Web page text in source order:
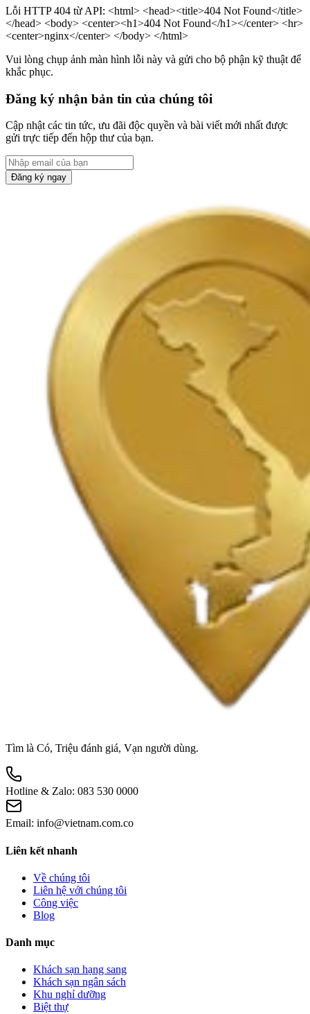
Lỗi HTTP 404 từ API: <html> <head><title>404 Not Found</title>
</head> <body> <center><h1>404 Not Found</h1></center> <hr>
<center>nginx</center> </body> </html>
Vui lòng chụp ảnh màn hình lỗi này và gửi cho bộ phận kỹ thuật để
khắc phục.
Đăng ký nhận bản tin của chúng tôi
Cập nhật các tin tức, ưu đãi độc quyền và bài viết mới nhất được
gửi trực tiếp đến hộp thư của bạn.
Đăng ký ngay
Tìm là Có, Triệu đánh giá, Vạn người dùng.
Hotline & Zalo: 083 530 0000
Email: info@vietnam.com.co
Liên kết nhanh
Về chúng tôi
Liên hệ với chúng tôi
Công việc
Blog
Danh mục
Khách sạn hạng sang
Khách sạn ngân sách
Khu nghỉ dưỡng
Biệt thự